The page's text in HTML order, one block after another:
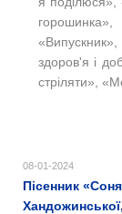
здоров'я і
стріляти»,
08-01-2024
Пісенник